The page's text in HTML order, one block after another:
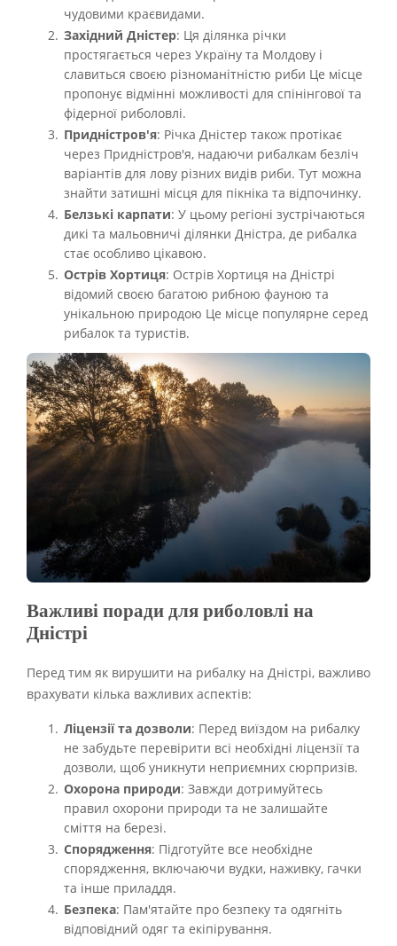
чудовими краєвидами.
Західний Дністер: Ця ділянка річки
простягається через Україну та Молдову і
славиться своєю різноманітністю риби Це місце
пропонує відмінні можливості для спінінгової та
фідерної риболовлі.
Придністров'я: Річка Дністер також протікає
через Придністров'я, надаючи рибалкам безліч
варіантів для лову різних видів риби. Тут можна
знайти затишні місця для пікніка та відпочинку.
Белзькі карпати: У цьому регіоні зустрічаються
дикі та мальовничі ділянки Дністра, де рибалка
стає особливо цікавою.
Острів Хортиця: Острів Хортиця на Дністрі
відомий своєю багатою рибною фауною та
унікальною природою Це місце популярне серед
рибалок та туристів.
Важливі поради для риболовлі на
Дністрі
Перед тим як вирушити на рибалку на Дністрі, важливо
врахувати кілька важливих аспектів:
Ліцензії та дозволи: Перед виїздом на рибалку
не забудьте перевірити всі необхідні ліцензії та
дозволи, щоб уникнути неприємних сюрпризів.
Охорона природи: Завжди дотримуйтесь
правил охорони природи та не залишайте
сміття на березі.
Спорядження: Підготуйте все необхідне
спорядження, включаючи вудки, наживку, гачки
та інше приладдя.
Безпека: Пам'ятайте про безпеку та одягніть
відповідний одяг та екіпірування.